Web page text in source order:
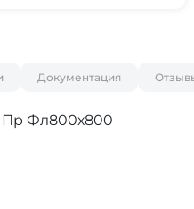
Документация
Пр Фл800х800